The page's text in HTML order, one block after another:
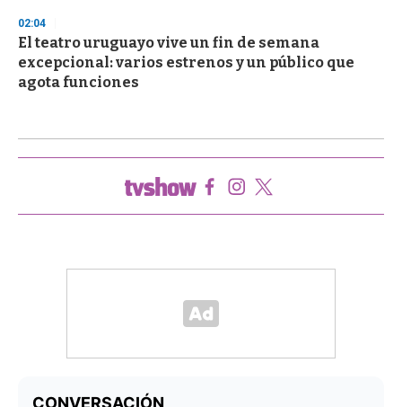
02:04
El teatro uruguayo vive un fin de semana
excepcional: varios estrenos y un público que
agota funciones